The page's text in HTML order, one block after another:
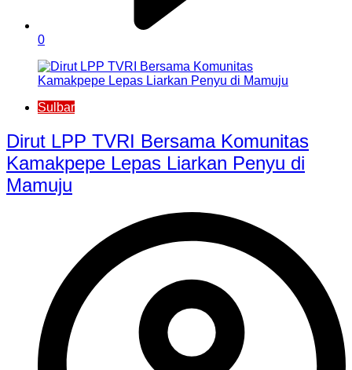
0
Sulbar
Dirut LPP TVRI Bersama Komunitas
Kamakpepe Lepas Liarkan Penyu di
Mamuju